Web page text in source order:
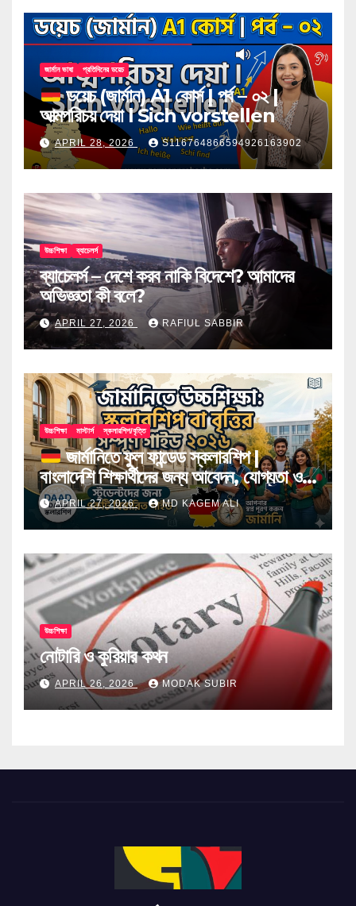
জার্মান ভাষা প্রতিদিনের ডয়েচ
ডয়েচ (জার্মান) A1 কোর্স | পর্ব – ০২ |
আত্মপরিচয় দেয়া l Sich vorstellen
APRIL 28, 2026 S116764866594926163902
উচ্চশিক্ষা ব্যাচেলর্স
ব্যাচেলর্স – দেশে করব নাকি বিদেশে? আমাদের
অভিজ্ঞতা কী বলে?
APRIL 27, 2026 RAFIUL SABBIR
উচ্চশিক্ষা মাস্টার্স স্কলারশিপ/বৃত্তি
জার্মানিতে ফুল ফান্ডেড স্কলারশিপ |
বাংলাদেশি শিক্ষার্থীদের জন্য আবেদন, যোগ্যতা ও
টিপসAPRIL 27, 2026 MD KAGEM ALI
উচ্চশিক্ষা
নোটারি ও কুরিয়ার কথন
APRIL 26, 2026 MODAK SUBIR